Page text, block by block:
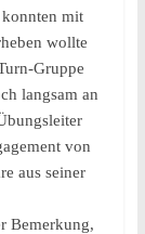
mit
wollte
Gruppe
langsam an
von
aus seiner
Bemerkung,